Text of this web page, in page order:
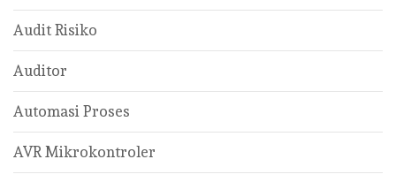
Audit Risiko
Auditor
Automasi Proses
AVR Mikrokontroler